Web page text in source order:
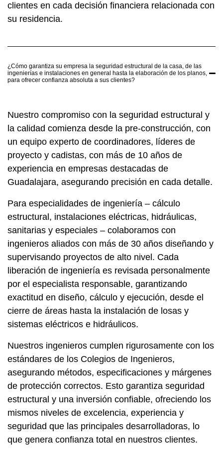
clientes en cada decisión financiera relacionada con
su residencia.
¿Cómo garantiza su empresa la seguridad estructural de la casa, de las
ingenierías e instalaciones en general hasta la elaboración de los planos,
para ofrecer confianza absoluta a sus clientes?
Nuestro compromiso con la seguridad estructural y
la calidad comienza desde la pre-construcción, con
un equipo experto de coordinadores, líderes de
proyecto y cadistas, con más de 10 años de
experiencia en empresas destacadas de
Guadalajara, asegurando precisión en cada detalle.
Para especialidades de ingeniería – cálculo
estructural, instalaciones eléctricas, hidráulicas,
sanitarias y especiales – colaboramos con
ingenieros aliados con más de 30 años diseñando y
supervisando proyectos de alto nivel. Cada
liberación de ingeniería es revisada personalmente
por el especialista responsable, garantizando
exactitud en diseño, cálculo y ejecución, desde el
cierre de áreas hasta la instalación de losas y
sistemas eléctricos e hidráulicos.
Nuestros ingenieros cumplen rigurosamente con los
estándares de los Colegios de Ingenieros,
asegurando métodos, especificaciones y márgenes
de protección correctos. Esto garantiza seguridad
estructural y una inversión confiable, ofreciendo los
mismos niveles de excelencia, experiencia y
seguridad que las principales desarrolladoras, lo
que genera confianza total en nuestros clientes.